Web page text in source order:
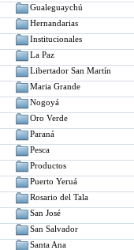
Gualeguaychú
Hernandarias
Institucionales
La Paz
Libertador San Martín
Maria Grande
Nogoyá
Oro Verde
Paraná
Pesca
Productos
Puerto Yeruá
Rosario del Tala
San José
San Salvador
Santa Ana